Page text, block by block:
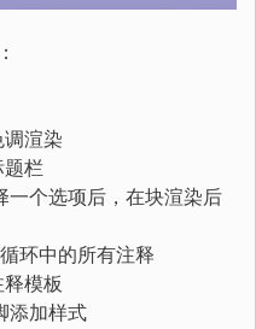
渲染
题栏
一个选项后，在块渲染后
环中的所有注释
模板
添加样式